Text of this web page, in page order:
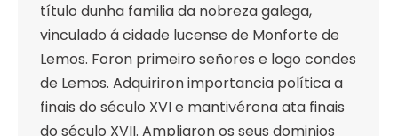
título dunha familia da nobreza galega,
vinculado á cidade lucense de Monforte de
Lemos. Foron primeiro señores e logo condes
de Lemos. Adquiriron importancia política a
finais do século XVI e mantivérona ata finais
do século XVII. Ampliaron os seus dominios